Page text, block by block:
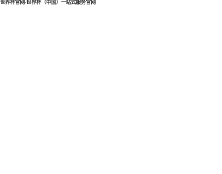
世界杯官网-世界杯（中国）一站式服务官网